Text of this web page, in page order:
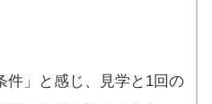
件」と感じ、見学と1回の